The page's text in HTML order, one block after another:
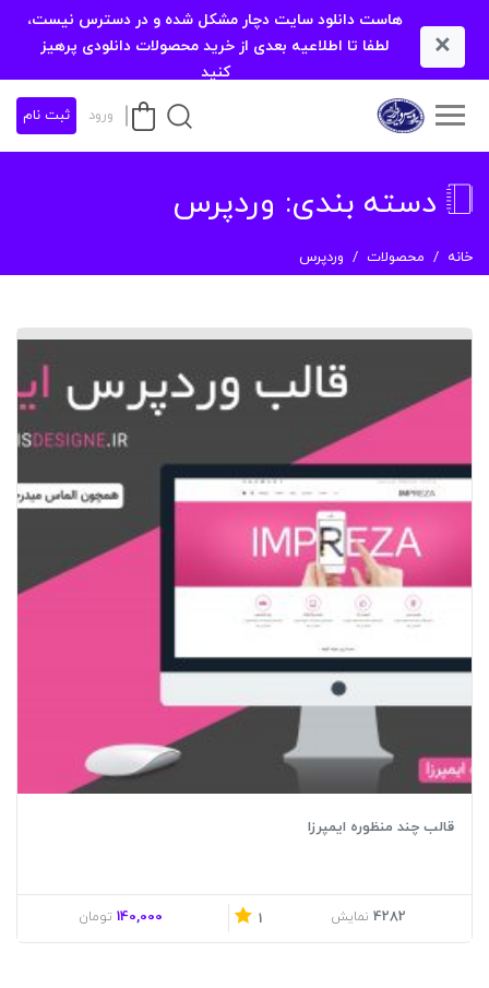
×
هاست دانلود سایت دچار مشکل شده و در دسترس نیست،
لطفا تا اطلاعیه بعدی از خرید محصولات دانلودی پرهیز
کنید
ورود ثبت نام
دسته بندی: وردپرس
خانه محصولات وردپرس
قالب چند منظوره ایمپرزا
4282 نمایش 1
140,000 تومان